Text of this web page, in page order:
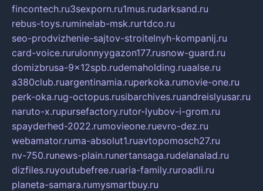
fincontech.ru3sexporn.ru1mus.rudarksand.ru
rebus-toys.ruminelab-msk.rurtdco.ru
seo-prodvizhenie-sajtov-stroitelnyh-kompanij.ru
card-voice.rurulonnyygazon177.rusnow-guard.ru
domizbrusa-9x12spb.rudemaholding.ruaalse.ru
a380club.ruargentinamia.ruperkoka.rumovie-one.ru
perk-oka.rug-octopus.rusibarchives.ruandreislyusar.ru
naruto-x.rupursefactory.rutor-lyubov-i-grom.ru
spayderhed-2022.rumovieone.ruevro-dez.ru
webamator.ruma-absolut1.ruavtopomosch27.ru
nv-750.runews-plain.runertansaga.rudelanalad.ru
dizfiles.ruyoutubefree.ruaria-family.ruroadli.ru
planeta-samara.rumysmartbuy.ru